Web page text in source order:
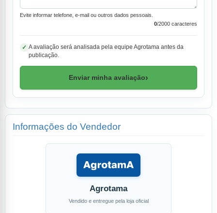
Evite informar telefone, e-mail ou outros dados pessoais.
0/2000 caracteres
✓ A avaliação será analisada pela equipe Agrotama antes da
publicação.
Enviar minha avaliação›
Informações do Vendedor
Agrotama
Vendido e entregue pela loja oficial